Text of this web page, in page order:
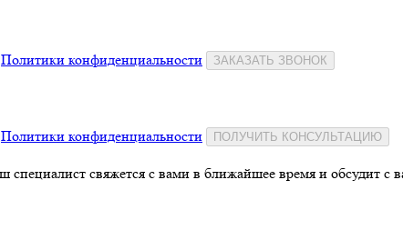
Политики конфиденциальности ЗАКАЗАТЬ ЗВОНОК
Политики конфиденциальности ПОЛУЧИТЬ КОНСУЛЬТАЦИЮ
свяжется с вами в ближайшее время и обсудит с